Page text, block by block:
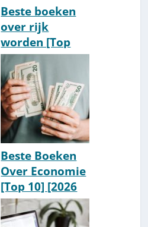
Beste boeken
over rijk
worden [Top
10] [2026
Update]
Beste Boeken
Over Economie
[Top 10] [2026
Update]